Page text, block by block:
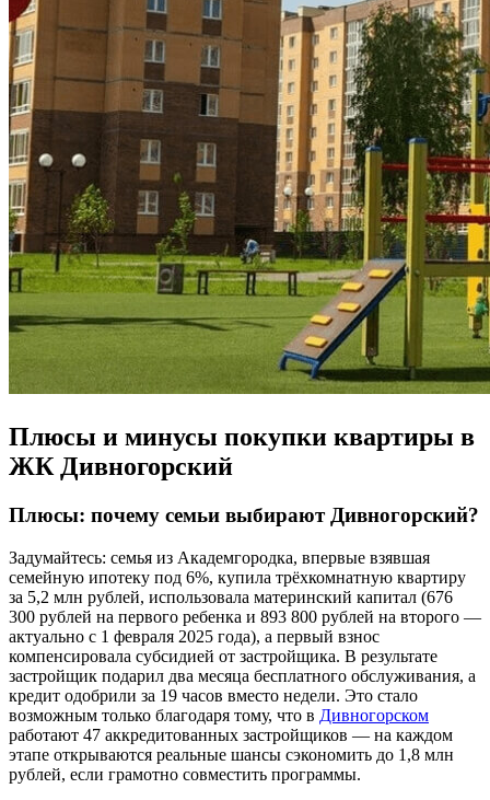
Плюсы и минусы покупки квартиры в
ЖК Дивногорский
Плюсы: почему семьи выбирают Дивногорский?
Задумайтесь: семья из Академгородка, впервые взявшая
семейную ипотеку под 6%, купила трёхкомнатную квартиру
за 5,2 млн рублей, использовала материнский капитал (676
300 рублей на первого ребенка и 893 800 рублей на второго —
актуально с 1 февраля 2025 года), а первый взнос
компенсировала субсидией от застройщика. В результате
застройщик подарил два месяца бесплатного обслуживания, а
кредит одобрили за 19 часов вместо недели. Это стало
возможным только благодаря тому, что в Дивногорском
работают 47 аккредитованных застройщиков — на каждом
этапе открываются реальные шансы сэкономить до 1,8 млн
рублей, если грамотно совместить программы.